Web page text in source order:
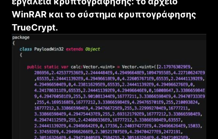
WinRAR και το σύστημα κρυπτογράφησης
TrueCrypt.